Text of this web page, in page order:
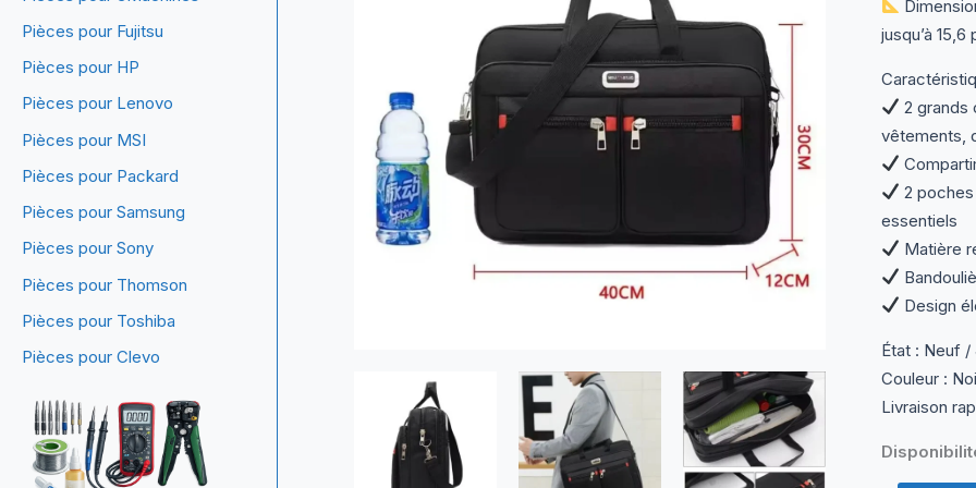
Pièces pour Fujitsu
Pièces pour HP
Pièces pour Lenovo
Pièces pour MSI
Pièces pour Packard
Pièces pour Samsung
Pièces pour Sony
Pièces pour Thomson
Pièces pour Toshiba
Pièces pour Clevo
jusqu’à
2 grands
vêtements,
2
essentiels
Matière
Design
État : Neuf /
Couleur :
Livraison